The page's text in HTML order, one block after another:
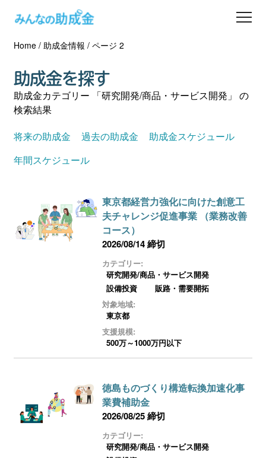
助成金を探す
士業の方へ
専門家一覧
会員登録
ログイン
Home/ 助成金情報 / ページ 2
助成金を探す
助成金カテゴリー 「研究開発/商品・サービス開発」 の
検索結果
将来の助成金
過去の助成金
助成金スケジュール
年間スケジュール
東京都経営力強化に向けた創意工
夫チャレンジ促進事業 （業務改善
コース）
2026/08/14 締切
カテゴリー:
研究開発/商品・サービス開発
設備投資
販路・需要開拓
対象地域:
東京都
支援規模:
500万～1000万円以下
徳島ものづくり構造転換加速化事
業費補助金
2026/08/25 締切
カテゴリー:
研究開発/商品・サービス開発